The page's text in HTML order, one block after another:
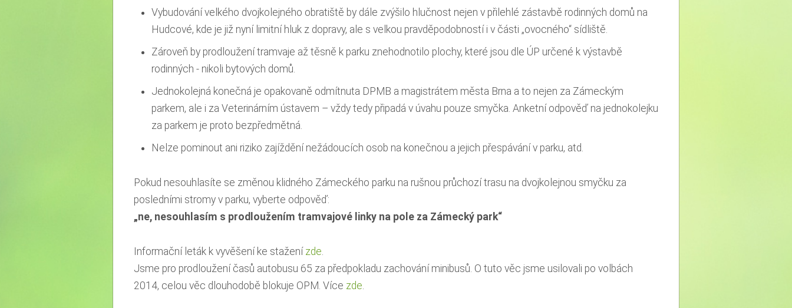
Vybudování velkého dvojkolejného obratiště by dále zvýšilo hlučnost nejen v přilehlé zástavbě rodinných domů na
Hudcové, kde je již nyní limitní hluk z dopravy, ale s velkou pravděpodobností i v části „ovocného“ sídliště.
Zároveň by prodloužení tramvaje až těsně k parku znehodnotilo plochy, které jsou dle ÚP určené k výstavbě
rodinných - nikoli bytových domů.
Jednokolejná konečná je opakovaně odmítnuta DPMB a magistrátem města Brna a to nejen za Zámeckým
parkem, ale i za Veterinárním ústavem – vždy tedy připadá v úvahu pouze smyčka. Anketní odpověď na jednokolejku
za parkem je proto bezpředmětná.
Nelze pominout ani riziko zajíždění nežádoucích osob na konečnou a jejich přespávání v parku, atd.
Pokud nesouhlasíte se změnou klidného Zámeckého parku na rušnou průchozí trasu na dvojkolejnou smyčku za
posledními stromy v parku, vyberte odpověď:
„ne, nesouhlasím s prodloužením tramvajové linky na pole za Zámecký park“
Informační leták k vyvěšení ke stažení zde
Jsme pro prodloužení časů autobusu 65 za předpokladu zachování minibusů. O tuto věc jsme usilovali po volbách
2014, celou věc dlouhodobě blokuje OPM. Více zde